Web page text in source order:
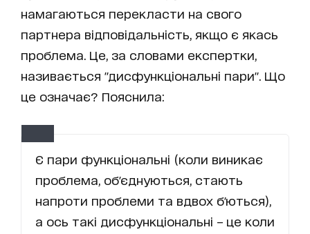
намагаються перекласти на свого
партнера відповідальність, якщо є якась
проблема. Це, за словами експертки,
називається "дисфункціональні пари". Що
це означає? Пояснила:
Є пари функціональні (коли виникає
проблема, об'єднуються, стають
напроти проблеми та вдвох б'ються),
а ось такі дисфункціональні – це коли